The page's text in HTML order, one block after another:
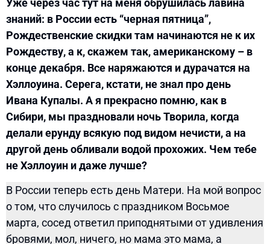
Уже через час тут на меня обрушилась лавина
знаний: в России есть “черная пятница”,
Рождественские скидки там начинаются не к их
Рождеству, а к, скажем так, американскому – в
конце декабря. Все наряжаются и дурачатся на
Хэллоуина. Серега, кстати, не знал про день
Ивана Купалы. А я прекрасно помню, как в
Сибири, мы праздновали ночь Творила, когда
делали ерунду всякую под видом нечисти, а на
другой день обливали водой прохожих. Чем тебе
не Хэллоуин и даже лучше?
В России теперь есть день Матери. На мой вопрос
о том, что случилось с праздником Восьмое
марта, сосед ответил приподнятыми от удивления
бровями, мол, ничего, но мама это мама, а